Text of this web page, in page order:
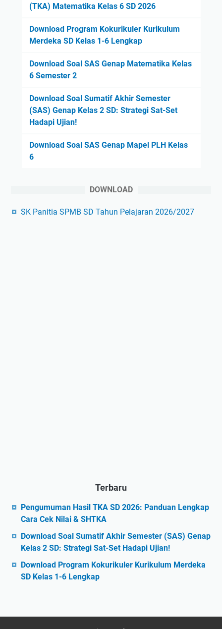
(TKA) Matematika Kelas 6 SD 2026
Download Program Kokurikuler Kurikulum
Merdeka SD Kelas 1-6 Lengkap
Download Soal SAS Genap Matematika Kelas
6 Semester 2
Download Soal Sumatif Akhir Semester
(SAS) Genap Kelas 2 SD: Strategi Sat-Set
Hadapi Ujian!
Download Soal SAS Genap Mapel PLH Kelas
6
DOWNLOAD
SK Panitia SPMB SD Tahun Pelajaran 2026/2027
Terbaru
Pengumuman Hasil TKA SD 2026: Panduan Lengkap
Cara Cek Nilai & SHTKA
Download Soal Sumatif Akhir Semester (SAS) Genap
Kelas 2 SD: Strategi Sat-Set Hadapi Ujian!
Download Program Kokurikuler Kurikulum Merdeka
SD Kelas 1-6 Lengkap